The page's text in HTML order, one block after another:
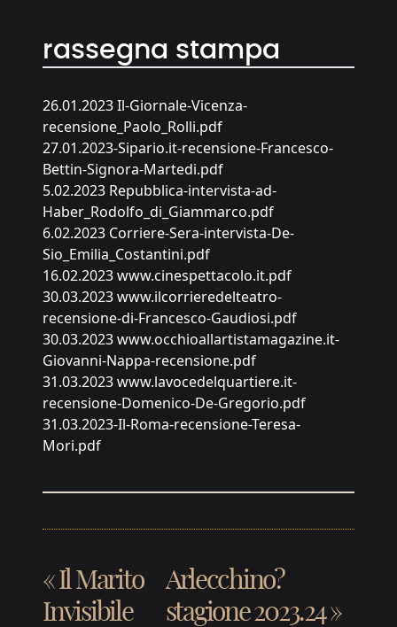
rassegna stampa
26.01.2023 Il-Giornale-Vicenza-
recensione_Paolo_Rolli.pdf
27.01.2023-Sipario.it-recensione-Francesco-
Bettin-Signora-Martedi.pdf
5.02.2023 Repubblica-intervista-ad-
Haber_Rodolfo_di_Giammarco.pdf
6.02.2023 Corriere-Sera-intervista-De-
Sio_Emilia_Costantini.pdf
16.02.2023 www.cinespettacolo.it.pdf
30.03.2023 www.ilcorrieredelteatro-
recensione-di-Francesco-Gaudiosi.pdf
30.03.2023 www.occhioallartistamagazine.it-
Giovanni-Nappa-recensione.pdf
31.03.2023 www.lavocedelquartiere.it-
recensione-Domenico-De-Gregorio.pdf
31.03.2023-Il-Roma-recensione-Teresa-
Mori.pdf
« Il Marito
Invisibile
Arlecchino?
stagione 2023.24»